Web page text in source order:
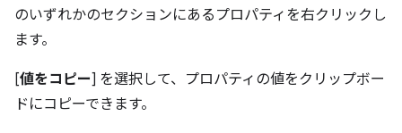
のいずれかのセクションにあるプロパティを右クリックし
ます。
[値をコピー] を選択して、プロパティの値をクリップボー
ドにコピーできます。